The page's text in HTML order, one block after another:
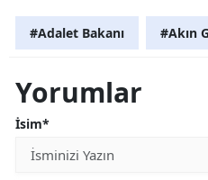
#Adalet Bakanı #Akın
Yorumlar
İsim*